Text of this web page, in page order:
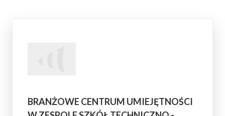
BRANŻOWE CENTRUM UMIEJĘTNOŚCI